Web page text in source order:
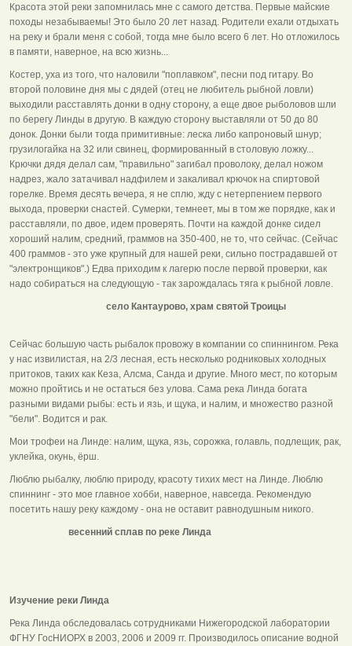
Красота этой реки запомнилась мне с самого детства. Первые майские
походы незабываемы! Это было 20 лет назад. Родители ехали отдыхать
на реку и брали меня с собой, тогда мне было всего 6 лет. Но отложилось
в памяти, наверное, на всю жизнь...
Костер, уха из того, что наловили "поплавком", песни под гитару. Во
второй половине дня мы с дядей (отец не любитель рыбной ловли)
выходили расставлять донки в одну сторону, а еще двое рыболовов шли
по берегу Линды в другую. В каждую сторону выставляли от 50 до 80
донок. Донки были тогда примитивные: леска либо капроновый шнур;
грузило­гайка на 32 или свинец, формированный в столовую ложку...
Крючки дядя делал сам, "правильно" загибал проволоку, делал ножом
надрез, жало затачивал надфилем и закаливал крючок на спиртовой
горелке. Время десять вечера, я не сплю, жду с нетерпением первого
выхода, проверки снастей. Сумерки, темнеет, мы в том же порядке, как и
расставляли, по двое, идем проверять. Почти на каждой донке сидел
хороший налим, средний, граммов на 350-400, не то, что сейчас. (Сейчас
400 граммов - это уже крупный для нашей реки, сильно пострадавшей от
"электронщиков".) Едва приходим к лагерю после первой проверки, как
надо собираться на следующую - так зарождалась тяга к рыбной ловле.
село Кантаурово, храм святой Троицы
Сейчас большую часть рыбалок провожу в компании со спиннингом. Река
у нас извилистая, на 2/3 лесная, есть несколько родниковых холодных
притоков, таких как Кеза, Алсма, Санда и другие. Много мест, по которым
можно пройтись и не остаться без улова. Сама река Линда богата
разными видами рыбы: есть и язь, и щука, и налим, и множество разной
"бели". Водится и рак.
Мои трофеи на Линде: налим, щука, язь, сорожка, голавль, подлещик, рак,
уклейка, окунь, ёрш.
Люблю рыбалку, люблю природу, красоту тихих мест на Линде. Люблю
спиннинг - это мое главное хобби, наверное, навсегда. Рекомендую
посетить нашу реку каждому - она не оставит равнодушным никого.
весенний сплав по реке Линда
Изучение реки Линда
Река Линда обследовалась сотрудниками Нижегородской лаборатории
ФГНУ ГосНИОРХ в 2003, 2006 и 2009 гг. Производилось описание водной